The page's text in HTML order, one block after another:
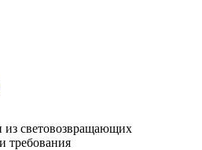
из световозвращающих
требования